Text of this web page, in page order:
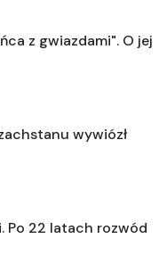
z gwiazdami". O jej
wywiózł
Po 22 latach rozwód